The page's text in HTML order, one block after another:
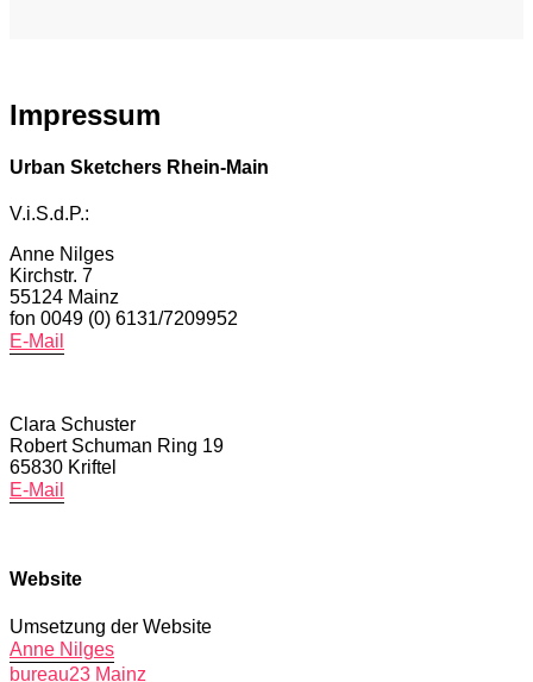
Impressum
Urban Sketchers Rhein-Main
V.i.S.d.P.:
Anne Nilges
Kirchstr. 7
55124 Mainz
fon 0049 (0) 6131/7209952
E-Mail
Clara Schuster
Robert Schuman Ring 19
65830 Kriftel
E-Mail
Website
Umsetzung der Website
Anne Nilges
bureau23 Mainz